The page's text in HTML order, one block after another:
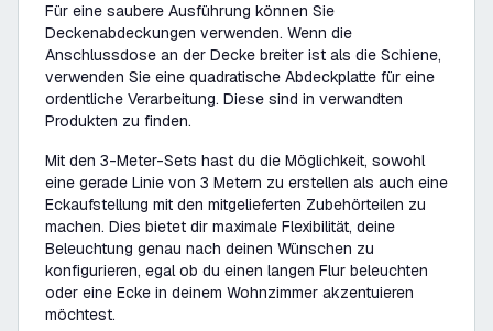
Für eine saubere Ausführung können Sie
Deckenabdeckungen verwenden. Wenn die
Anschlussdose an der Decke breiter ist als die Schiene,
verwenden Sie eine quadratische Abdeckplatte für eine
ordentliche Verarbeitung. Diese sind in verwandten
Produkten zu finden.
Mit den 3-Meter-Sets hast du die Möglichkeit, sowohl
eine gerade Linie von 3 Metern zu erstellen als auch eine
Eckaufstellung mit den mitgelieferten Zubehörteilen zu
machen. Dies bietet dir maximale Flexibilität, deine
Beleuchtung genau nach deinen Wünschen zu
konfigurieren, egal ob du einen langen Flur beleuchten
oder eine Ecke in deinem Wohnzimmer akzentuieren
möchtest.